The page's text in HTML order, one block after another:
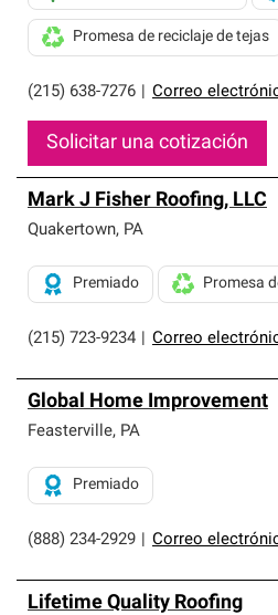
(215) 638-7276 Correo
Promesa de reciclaje de tejas
Solicitar una cotización
Mark J Fisher Roofing, LLC
Quakertown, PA
(215) 723-9234 Correo
Premiado Promesa
Global Home Improvement
Feasterville, PA
(888) 234-2929 Correo
Premiado
Lifetime Quality Roofing